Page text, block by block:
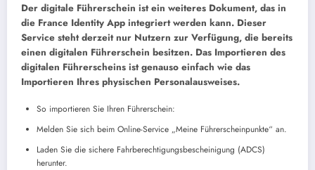
Der digitale Führerschein ist ein weiteres Dokument, das in
die France Identity App integriert werden kann. Dieser
Service steht derzeit nur Nutzern zur Verfügung, die bereits
einen digitalen Führerschein besitzen. Das Importieren des
digitalen Führerscheins ist genauso einfach wie das
Importieren Ihres physischen Personalausweises.
So importieren Sie Ihren Führerschein:
Melden Sie sich beim Online-Service „Meine Führerscheinpunkte“ an.
Laden Sie die sichere Fahrberechtigungsbescheinigung (ADCS)
herunter.